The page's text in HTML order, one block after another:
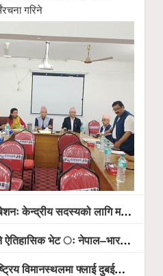
स्याङ्जामा सामाजिक सद्भाव र
शान्ति ¥याली सम्पन्न
गरिने
केन्द्रीय सदस्यको लागि मतदान सम्पन्न,
नेपाल–भारत सम्बन्धलाई नयाँ उचाइमा पु¥याउने साझा प्रतिबद्धता
बढ्दो चासो, ६ घण्टा लामो प्राविधिक निरीक्षणपछि दैनिक उडानको ढोका खुल्दै